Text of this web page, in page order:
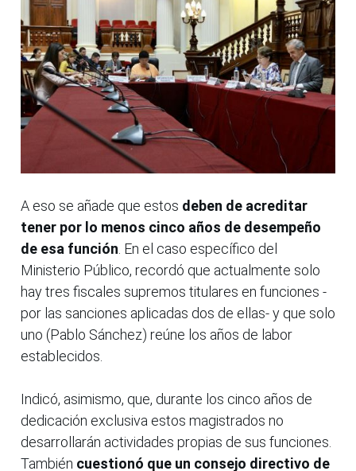
A eso se añade que estos deben de acreditar
tener por lo menos cinco años de desempeño
de esa función. En el caso específico del
Ministerio Público, recordó que actualmente solo
hay tres fiscales supremos titulares en funciones -
por las sanciones aplicadas dos de ellas- y que solo
uno (Pablo Sánchez) reúne los años de labor
establecidos.
Indicó, asimismo, que, durante los cinco años de
dedicación exclusiva estos magistrados no
desarrollarán actividades propias de sus funciones.
También cuestionó que un consejo directivo de